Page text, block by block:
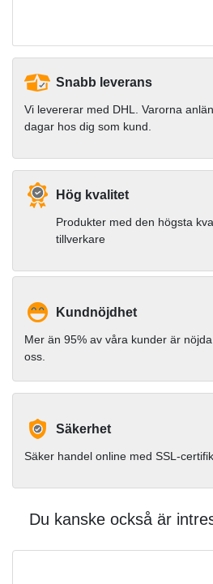
Snabb leverans
Vi levererar med DHL. Varorna
dagar hos dig som kund.
Hög kvalitet
Produkter med den högsta
tillverkare
Kundnöjdhet
Mer än 95% av våra kunder är
oss.
Säkerhet
Säker handel online med SSL-
Du kanske också är